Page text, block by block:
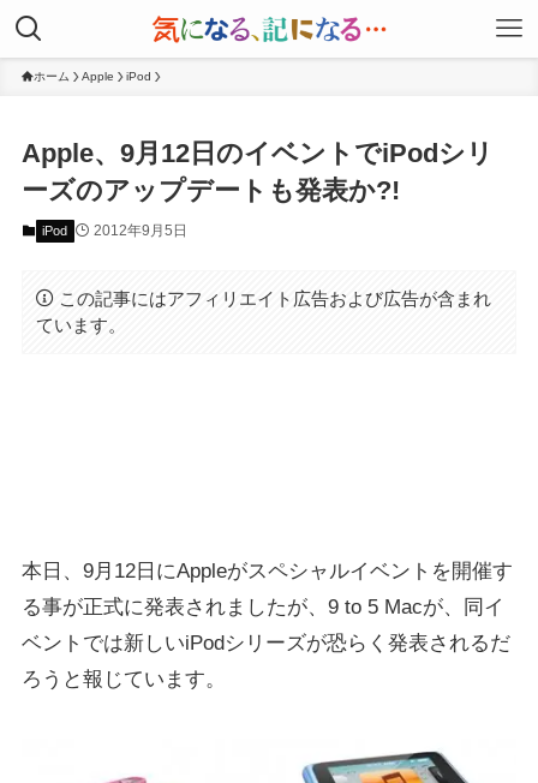
ホーム Apple iPod
Apple、9月12日のイベントでiPodシリ
ーズのアップデートも発表か?!
iPod 2012年9月5日
この記事にはアフィリエイト広告および広告が含まれ
ています。
本日、9月12日にAppleがスペシャルイベントを開催す
る事が正式に発表されましたが、9 to 5 Macが、同イ
ベントでは新しいiPodシリーズが恐らく発表されるだ
ろうと報じています。